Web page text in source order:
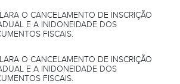
O CANCELAMENTO DE INSCRIÇÃO
E A INIDONEIDADE DOS
FISCAIS.
O CANCELAMENTO DE INSCRIÇÃO
E A INIDONEIDADE DOS
FISCAIS.